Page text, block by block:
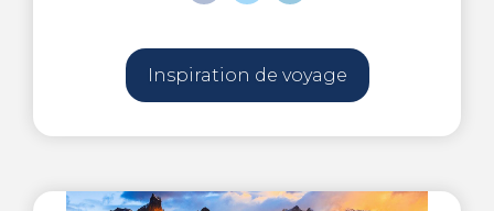
Inspiration de voyage